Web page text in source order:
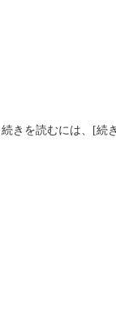
続きを読むには、[続